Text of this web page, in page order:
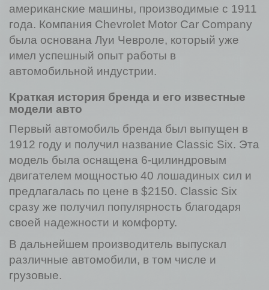
американские машины, производимые с 1911
года. Компания Chevrolet Motor Car Company
была основана Луи Чевроле, который уже
имел успешный опыт работы в
автомобильной индустрии.
Краткая история бренда и его известные
модели авто
Первый автомобиль бренда был выпущен в
1912 году и получил название Classic Six. Эта
модель была оснащена 6-цилиндровым
двигателем мощностью 40 лошадиных сил и
предлагалась по цене в $2150. Classic Six
сразу же получил популярность благодаря
своей надежности и комфорту.
В дальнейшем производитель выпускал
различные автомобили, в том числе и
грузовые.